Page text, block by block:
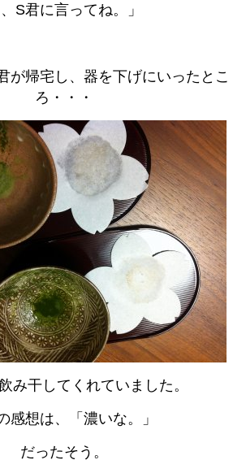
S君に言ってね。」
が帰宅し、器を下げにいったとこ
ろ・・・
み干してくれていました。
感想は、「濃いな。」
だったそう。